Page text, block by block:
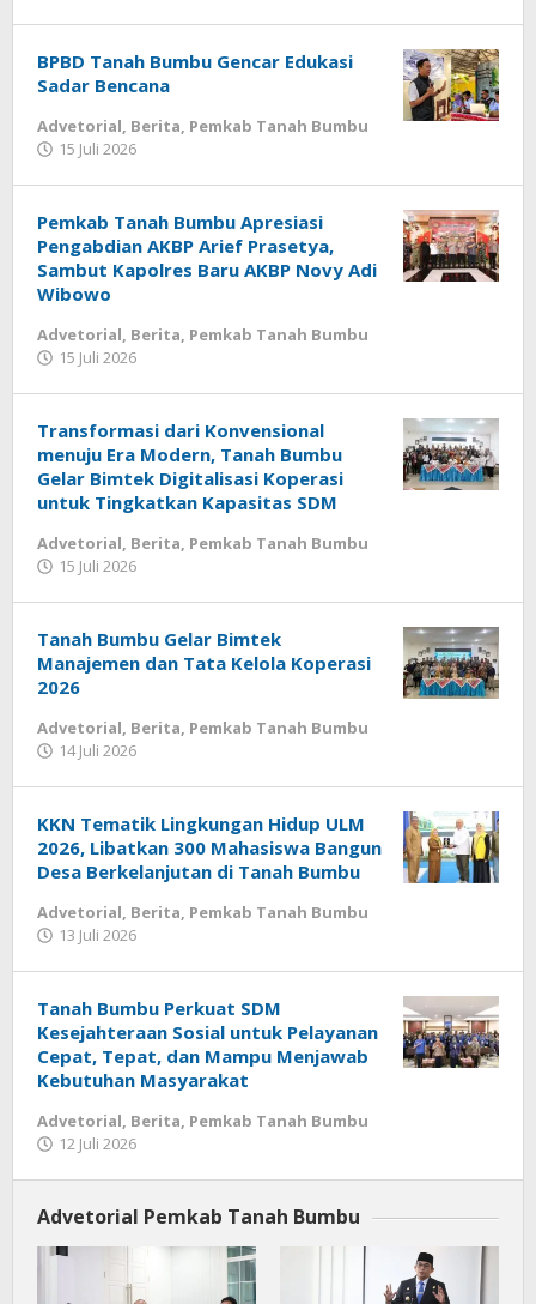
BPBD Tanah Bumbu Gencar Edukasi
Sadar Bencana
Advetorial, Berita, Pemkab Tanah Bumbu
15 Juli 2026
Pemkab Tanah Bumbu Apresiasi
Pengabdian AKBP Arief Prasetya,
Sambut Kapolres Baru AKBP Novy Adi
Wibowo
Advetorial, Berita, Pemkab Tanah Bumbu
15 Juli 2026
Transformasi dari Konvensional
menuju Era Modern, Tanah Bumbu
Gelar Bimtek Digitalisasi Koperasi
untuk Tingkatkan Kapasitas SDM
Advetorial, Berita, Pemkab Tanah Bumbu
15 Juli 2026
Tanah Bumbu Gelar Bimtek
Manajemen dan Tata Kelola Koperasi
2026
Advetorial, Berita, Pemkab Tanah Bumbu
14 Juli 2026
KKN Tematik Lingkungan Hidup ULM
2026, Libatkan 300 Mahasiswa Bangun
Desa Berkelanjutan di Tanah Bumbu
Advetorial, Berita, Pemkab Tanah Bumbu
13 Juli 2026
Tanah Bumbu Perkuat SDM
Kesejahteraan Sosial untuk Pelayanan
Cepat, Tepat, dan Mampu Menjawab
Kebutuhan Masyarakat
Advetorial, Berita, Pemkab Tanah Bumbu
12 Juli 2026
Advetorial Pemkab Tanah Bumbu